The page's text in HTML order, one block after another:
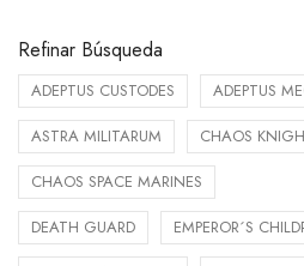
Refinar Búsqueda
ADEPTUS CUSTODES ADEPTUS
ASTRA MILITARUM
CHAOS
CHAOS SPACE MARINES
DEATH GUARD
EMPEROR´S